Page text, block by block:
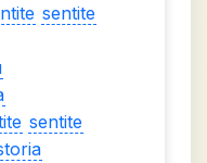
sentite
sentite